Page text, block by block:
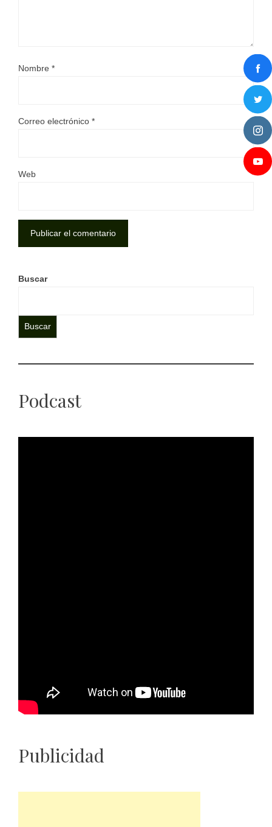
Nombre *
Correo electrónico *
Web
Buscar
Buscar
Podcast
Publicidad